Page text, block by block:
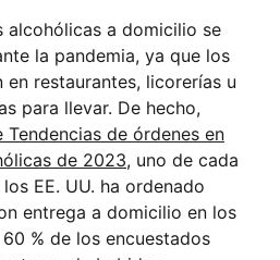
alcohólicas a domicilio se
la pandemia, ya que los
restaurantes, licorerías u
para llevar. De hecho,
Tendencias de órdenes en
de 2023, uno de cada
EE. UU. ha ordenado
entrega a domicilio en los
% de los encuestados